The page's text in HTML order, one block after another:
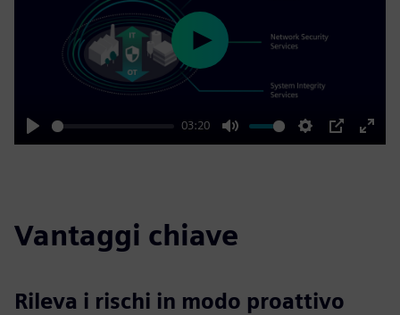
Play
03:20
Mute Settings
PIP
Enter
Play
Vantaggi chiave
Rileva i rischi in modo proattivo